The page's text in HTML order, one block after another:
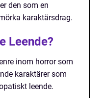
den som en
karaktärsdrag.
Leende?
inom horror som
karaktärer som
leende.